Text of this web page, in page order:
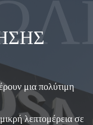
μια πολύτιμη
λεπτομέρεια σε